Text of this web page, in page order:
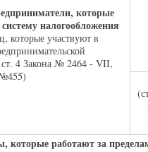
которые
налогообложения
которые участвуют в
ст. 4 Закона № 2464 - VII,
которые работают за